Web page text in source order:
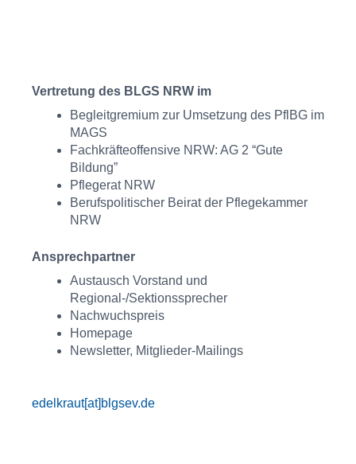
Vertretung des BLGS NRW im
Begleitgremium zur Umsetzung des PflBG im
MAGS
Fachkräfteoffensive NRW: AG 2 “Gute
Bildung”
Pflegerat NRW
Berufspolitischer Beirat der Pflegekammer
NRW
Ansprechpartner
Austausch Vorstand und
Regional-/Sektionssprecher
Nachwuchspreis
Homepage
Newsletter, Mitglieder-Mailings
edelkraut[at]blgsev.de